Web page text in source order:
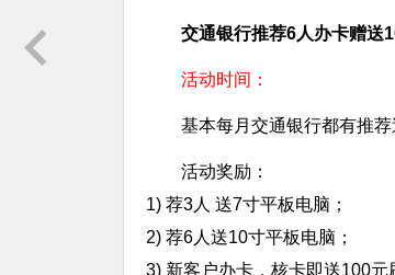
交通银行推荐6人办卡赠送
活动时间：
基本每月交通银行都有推
活动奖励：
1) 荐3人 送7寸平板电脑；
2) 荐6人送10寸平板电脑；
3) 新客户办卡，核卡即送100